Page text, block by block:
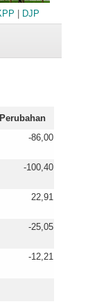
| DJP
Perubahan
-86,00
-100,40
22,91
-25,05
-12,21